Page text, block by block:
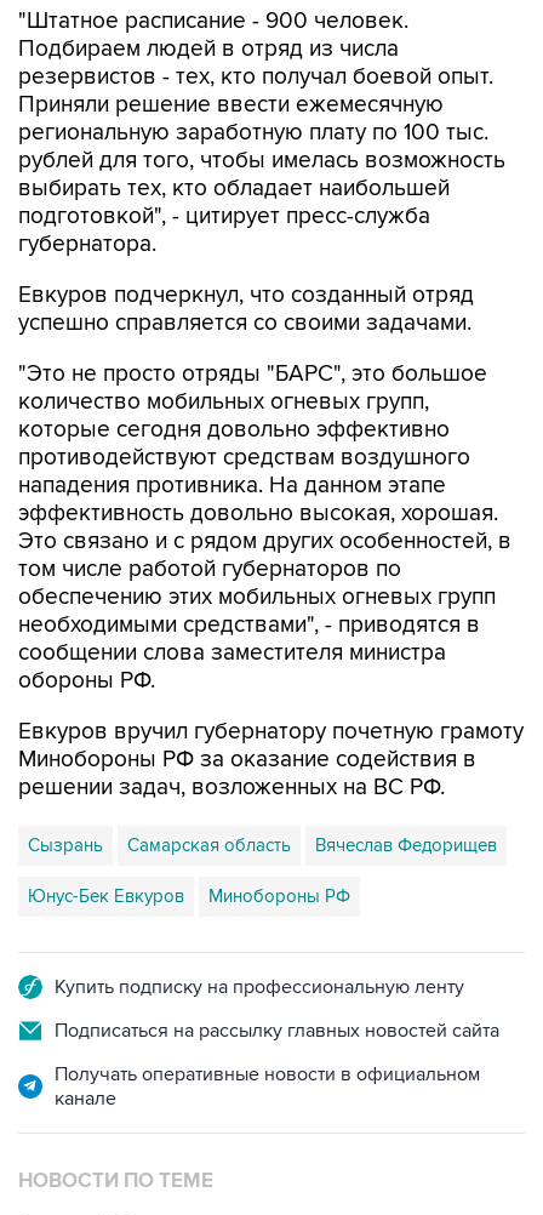
"Штатное расписание - 900 человек.
Подбираем людей в отряд из числа
резервистов - тех, кто получал боевой опыт.
Приняли решение ввести ежемесячную
региональную заработную плату по 100 тыс.
рублей для того, чтобы имелась возможность
выбирать тех, кто обладает наибольшей
подготовкой", - цитирует пресс-служба
губернатора.
Евкуров подчеркнул, что созданный отряд
успешно справляется со своими задачами.
"Это не просто отряды "БАРС", это большое
количество мобильных огневых групп,
которые сегодня довольно эффективно
противодействуют средствам воздушного
нападения противника. На данном этапе
эффективность довольно высокая, хорошая.
Это связано и с рядом других особенностей, в
том числе работой губернаторов по
обеспечению этих мобильных огневых групп
необходимыми средствами", - приводятся в
сообщении слова заместителя министра
обороны РФ.
Евкуров вручил губернатору почетную грамоту
Минобороны РФ за оказание содействия в
решении задач, возложенных на ВС РФ.
Сызрань Самарская область Вячеслав Федорищев
Юнус-Бек Евкуров Минобороны РФ
Купить подписку на профессиональную ленту
Подписаться на рассылку главных новостей сайта
Получать оперативные новости в официальном
канале
НОВОСТИ ПО ТЕМЕ